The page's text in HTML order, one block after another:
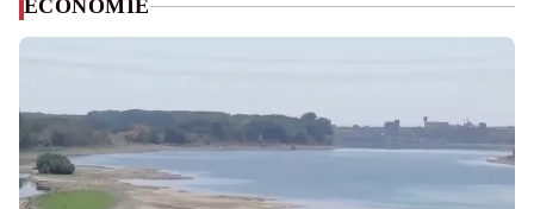
ECONOMIE